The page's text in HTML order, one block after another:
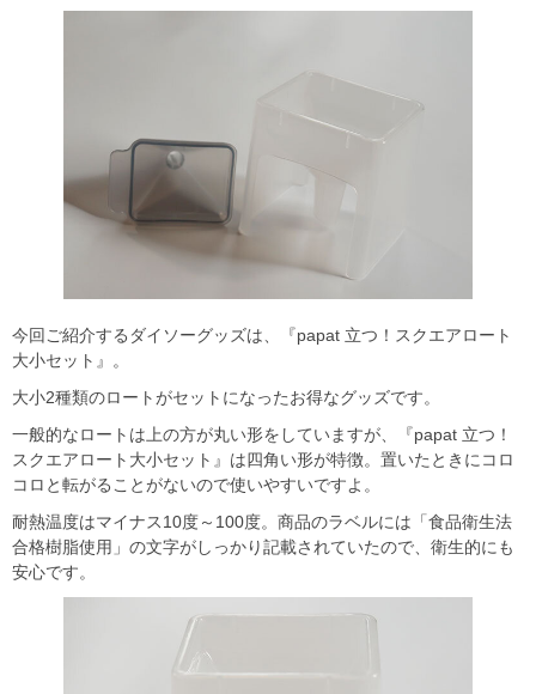
今回ご紹介するダイソーグッズは、『papat 立つ！スクエアロート
大小セット』。
大小2種類のロートがセットになったお得なグッズです。
一般的なロートは上の方が丸い形をしていますが、『papat 立つ！
スクエアロート大小セット』は四角い形が特徴。置いたときにコロ
コロと転がることがないので使いやすいですよ。
耐熱温度はマイナス10度～100度。商品のラベルには「食品衛生法
合格樹脂使用」の文字がしっかり記載されていたので、衛生的にも
安心です。